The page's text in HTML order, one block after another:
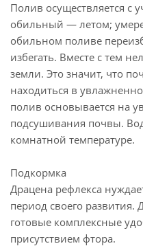
Полив осуществляется с
обильный — летом;
обильном поливе
избегать. Вместе с тем
земли. Это значит, что
находиться в
полив основывается на
подсушивания почвы.
комнатной температуре.
Подкормка
Драцена рефлекса
период своего развития.
готовые комплексные
присутствием фтора.